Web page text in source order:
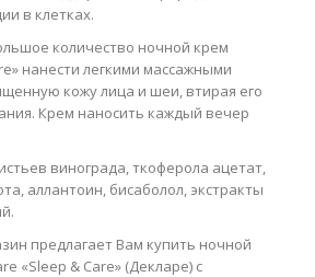
в клетках.
количество ночной крем
нанести легкими массажными
кожу лица и шеи, втирая его
Крем наносить каждый вечер
винограда, ткоферола ацетат,
аллантоин, бисаболол, экстракты
предлагает Вам купить ночной
«Sleep & Care» (Декларе) с